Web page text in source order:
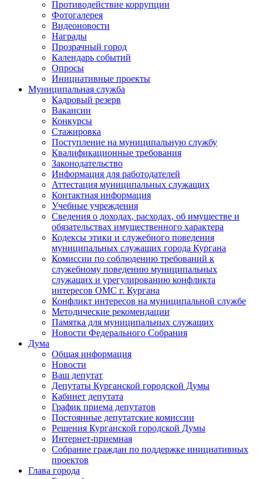
Противодействие коррупции
Фотогалерея
Видеоновости
Награды
Прозрачный город
Календарь событий
Опросы
Инициативные проекты
Муниципальная служба
Кадровый резерв
Вакансии
Конкурсы
Стажировка
Поступление на муниципальную службу
Квалификационные требования
Законодательство
Информация для работодателей
Аттестация муниципальных служащих
Контактная информация
Учебные учреждения
Сведения о доходах, расходах, об имуществе и
обязательствах имущественного характера
Кодексы этики и служебного поведения
муниципальных служащих города Кургана
Комиссии по соблюдению требований к
служебному поведению муниципальных
служащих и урегулированию конфликта
интересов ОМС г. Кургана
Конфликт интересов на муниципальной службе
Методические рекомендации
Памятка для муниципальных служащих
Новости Федерального Cобрания
Дума
Общая информация
Новости
Ваш депутат
Депутаты Курганской городской Думы
Кабинет депутата
График приема депутатов
Постоянные депутатские комиссии
Решения Курганской городской Думы
Интернет-приемная
Собрание граждан по поддержке инициативных
проектов
Глава города